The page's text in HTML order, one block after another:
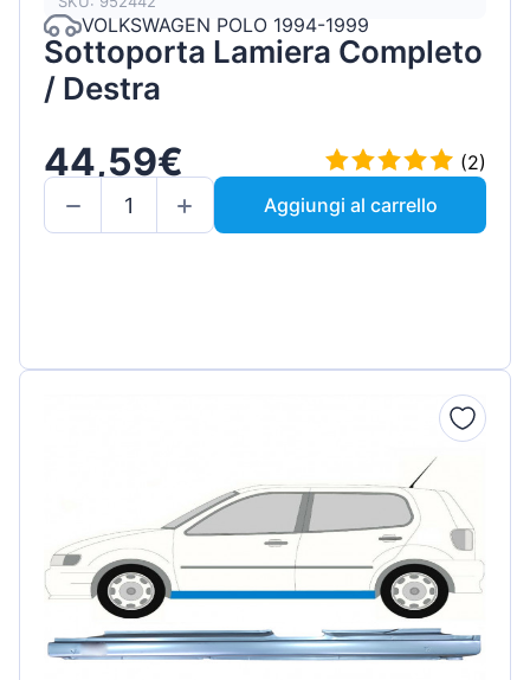
VOLKSWAGEN POLO 1994-1999
Sottoporta Lamiera Completo
/ Destra
44,59€
(2)
Aggiungi al carrello